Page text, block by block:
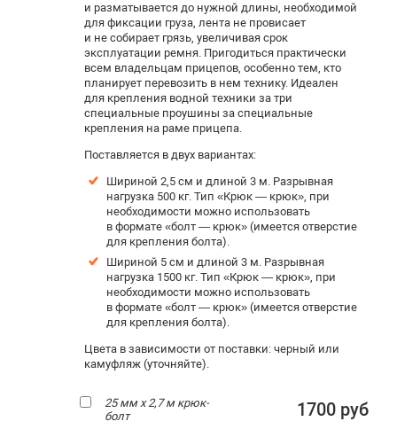
и разматывается до нужной длины, необходимой
для фиксации груза, лента не провисает
и не собирает грязь, увеличивая срок
эксплуатации ремня. Пригодиться практически
всем владельцам прицепов, особенно тем, кто
планирует перевозить в нем технику. Идеален
для крепления водной техники за три
специальные проушины за специальные
крепления на раме прицепа.
Поставляется в двух вариантах:
Шириной 2,5 см и длиной 3 м. Разрывная
нагрузка 500 кг. Тип «Крюк — крюк», при
необходимости можно использовать
в формате «болт — крюк» (имеется отверстие
для крепления болта).
Шириной 5 см и длиной 3 м. Разрывная
нагрузка 1500 кг. Тип «Крюк — крюк», при
необходимости можно использовать
в формате «болт — крюк» (имеется отверстие
для крепления болта).
Цвета в зависимости от поставки: черный или
камуфляж (уточняйте).
25 мм х 2,7 м крюк-
болт
1700 руб